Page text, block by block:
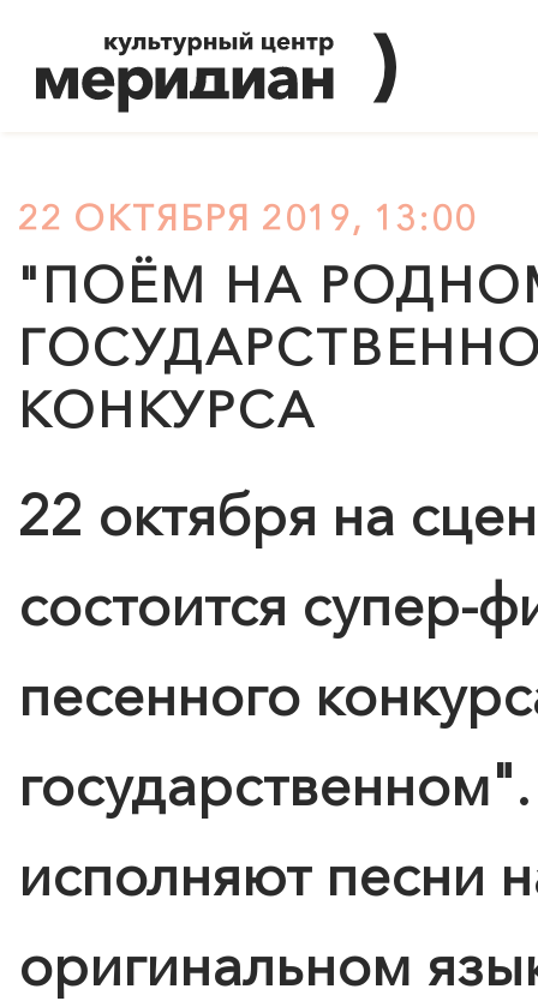
22 ОКТЯБРЯ 2019, 13:00
"ПОЁМ НА
КОНКУРСА
22 октября на
состоится супер-
песенного
исполняют песни
оригинальном